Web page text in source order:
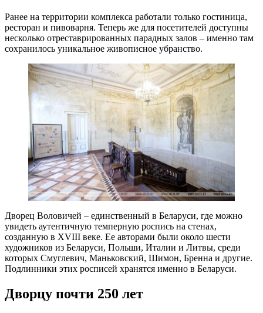
Ранее на территории комплекса работали только гостиница,
ресторан и пивоварня. Теперь же для посетителей доступны
несколько отреставрированных парадных залов – именно там
сохранилось уникальное живописное убранство.
Дворец Воловичей – единственный в Беларуси, где можно
увидеть аутентичную темперную роспись на стенах,
созданную в XVIII веке. Ее авторами были около шести
художников из Беларуси, Польши, Италии и Литвы, среди
которых Смуглевич, Маньковский, Шимон, Бренна и другие.
Подлинники этих росписей хранятся именно в Беларуси.
Дворцу почти 250 лет